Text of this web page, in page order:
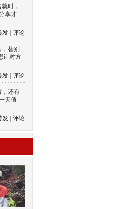
时，
享才
发
评论
替别
让对方
发
评论
，还有
天值
发
评论